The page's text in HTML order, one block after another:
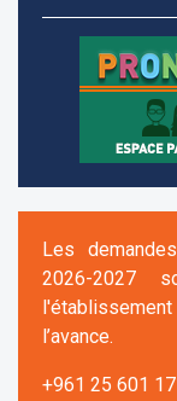
Les
2026-2027
l’avance.
+961 25 601